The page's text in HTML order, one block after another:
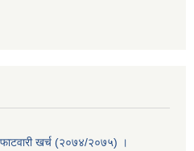
फाटवारी खर्च (२०७४/२०७५) ।